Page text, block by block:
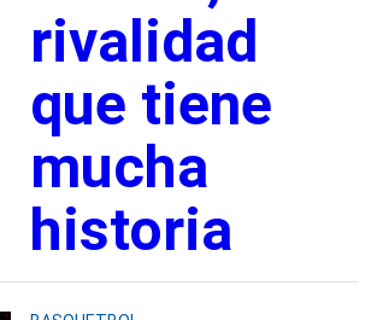
rivalidad
que tiene
mucha
historia